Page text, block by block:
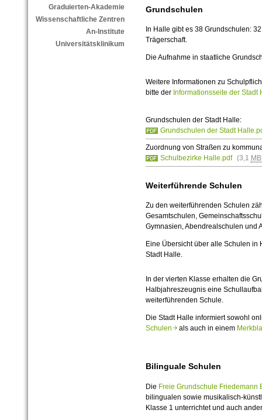
Graduierten-Akademie
Wissenschaftliche Zentren
An-Institute
Universitätsklinikum
Grundschulen
In Halle gibt es 38 Grundschulen:
Trägerschaft.
Die Aufnahme in staatliche
Weitere Informationen zu
bitte der Informationsseite der
Grundschulen der Stadt Halle:
Grundschulen der Stadt
Zuordnung von Straßen zu
Schulbezirke Halle.pdf (3,1 MB
Weiterführende Schulen
Zu den weiterführenden Schulen
Gesamtschulen,
Gymnasien, Abendrealschulen und
Eine Übersicht über alle Schulen
Stadt Halle.
In der vierten Klasse erhalten die
Halbjahreszeugnis eine
weiterführenden Schule.
Die Stadt Halle informiert sowohl
Schulenals auch in einem
Bilinguale Schulen
Die Freie Grundschule
bilingualen sowie musikalisch-
Klasse 1 unterrichtet und auch